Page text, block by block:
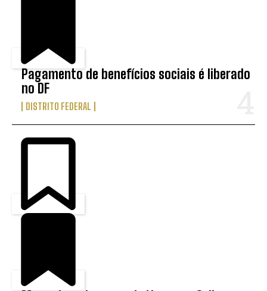
Pagamento de benefícios sociais é liberado
no DF
DISTRITO FEDERAL